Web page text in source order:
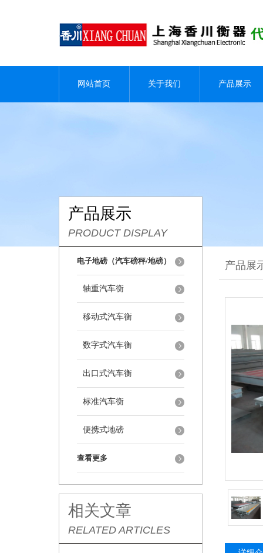
网站首页 关于我们 产品展示
产品展示
PRODUCT DISPLAY
电子地磅（汽车磅秤/地磅）
轴重汽车衡
移动式汽车衡
数字式汽车衡
出口式汽车衡
标准汽车衡
便携式地磅
查看更多
相关文章
RELATED ARTICLES
产品展